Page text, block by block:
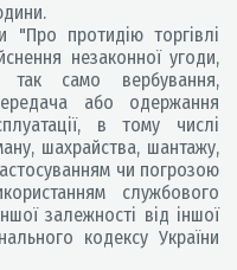
"Про протидію торгівлі
незаконної угоди,
само вербування,
або одержання
в тому числі
шахрайства, шантажу,
чи погрозою
службового
залежності від іншої
кодексу України